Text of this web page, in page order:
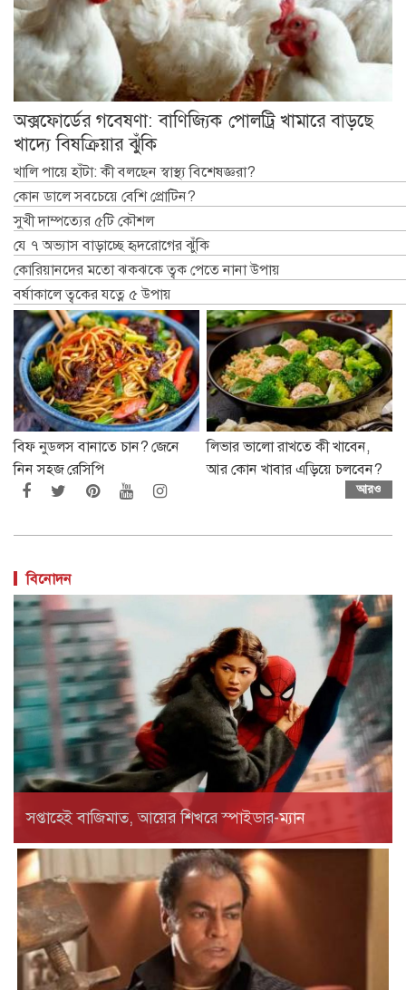
অক্সফোর্ডের গবেষণা: বাণিজ্যিক পোলট্রি খামারে বাড়ছে
খাদ্যে বিষক্রিয়ার ঝুঁকি
খালি পায়ে হাঁটা: কী বলছেন স্বাস্থ্য বিশেষজ্ঞরা?
কোন ডালে সবচেয়ে বেশি প্রোটিন?
সুখী দাম্পত্যের ৫টি কৌশল
যে ৭ অভ্যাস বাড়াচ্ছে হৃদরোগের ঝুঁকি
কোরিয়ানদের মতো ঝকঝকে ত্বক পেতে নানা উপায়
বর্ষাকালে ত্বকের যত্নে ৫ উপায়
বিফ নুডলস বানাতে চান? জেনে
নিন সহজ রেসিপি
লিভার ভালো রাখতে কী খাবেন,
আর কোন খাবার এড়িয়ে চলবেন?
আরও
বিনোদন
সপ্তাহেই বাজিমাত, আয়ের শিখরে স্পাইডার-ম্যান